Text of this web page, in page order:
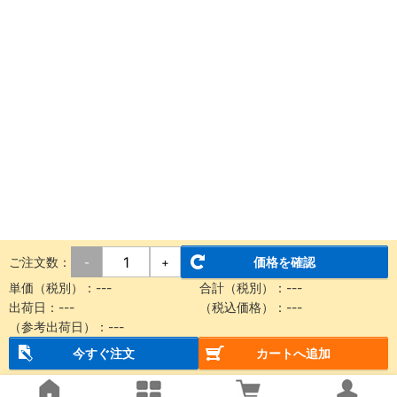
ご注文数： - +
価格を確認
単価（税別）： --- 合計（税別）： ---
出荷日： --- （税込価格）： ---
（参考出荷日）： ---
今すぐ注文
カートへ追加